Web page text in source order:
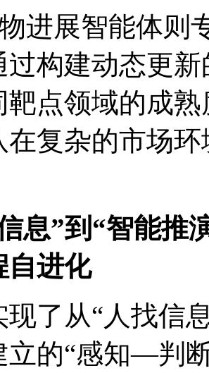
进展智能体则
构建动态更新
点领域的成熟
在复杂的市场
息”到“智能推演
自进化
了从“人找信
的“感知—判